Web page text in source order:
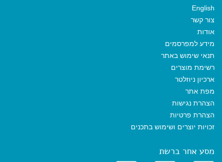
English
צור קשר
אודות
מידע למפרסמים
תנאי שימוש באתר
רשימת מוצרים
ארכיון ניוזלטר
מפת אתר
הצהרת נגישות
הצהרת פרטיות
זכויות יוצרים ושימוש בתכנים
מסע אחר ברשת